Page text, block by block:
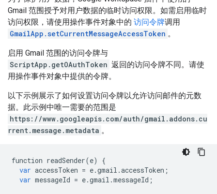
Gmail 范围授予对用户数据的临时访问权限。如需启用临时
访问权限，请使用操作事件对象中的 访问令牌调用
GmailApp.setCurrentMessageAccessToken 。
启用 Gmail 范围的访问令牌与
ScriptApp.getOAuthToken 返回的访问令牌不同。请使
用操作事件对象中提供的令牌。
以下示例展示了如何设置访问令牌以允许访问邮件的元数
据。此示例中唯一需要的范围是
https://www.googleapis.com/auth/gmail.addons.cu
rrent.message.metadata 。
function readSender(e)
{
var accessToken = e.gmail .accessToken ;
var messageId = e.gmail .messageId ;